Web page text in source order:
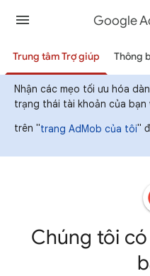
Google
Trung tâm Trợ giúp Thông
Nhận các mẹo tối ưu hóa
trạng thái tài khoản của
trên "trang AdMob của tôi"
Chúng tôi